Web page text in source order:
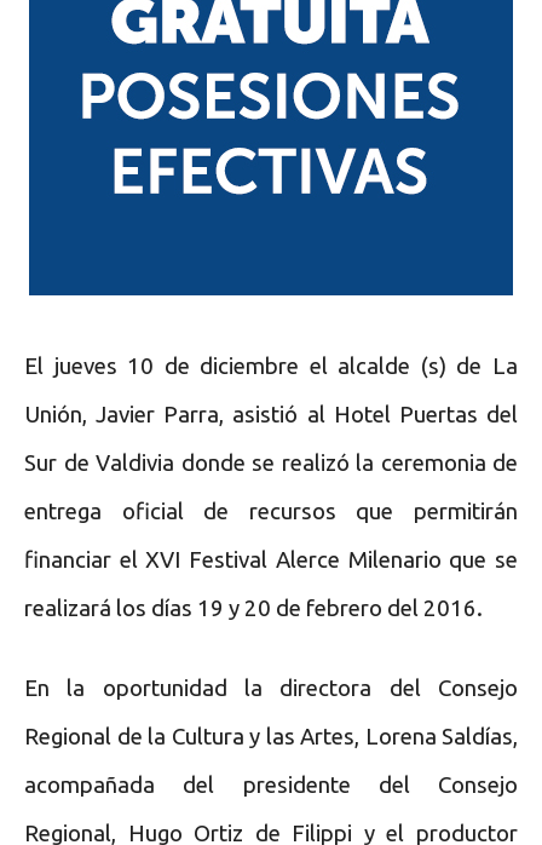
El jueves 10 de diciembre el alcalde (s) de La
Unión, Javier Parra, asistió al Hotel Puertas del
Sur de Valdivia donde se realizó la ceremonia de
entrega oficial de recursos que permitirán
financiar el XVI Festival Alerce Milenario que se
realizará los días 19 y 20 de febrero del 2016.
En la oportunidad la directora del Consejo
Regional de la Cultura y las Artes, Lorena Saldías,
acompañada del presidente del Consejo
Regional, Hugo Ortiz de Filippi y el productor